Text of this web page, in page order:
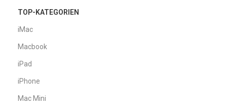
TOP-KATEGORIEN
iMac
Macbook
iPad
iPhone
Mac Mini